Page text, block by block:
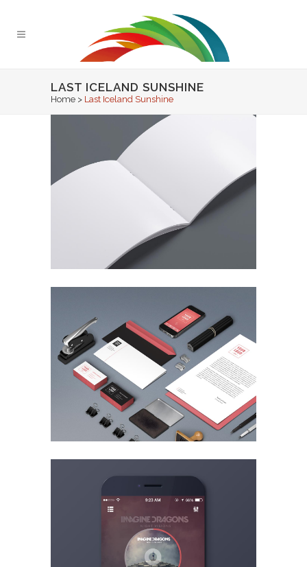
LAST ICELAND SUNSHINE
Home > Last Iceland Sunshine